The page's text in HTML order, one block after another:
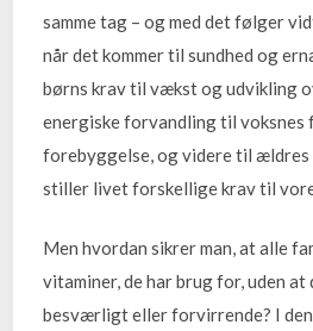
samme tag – og med det følger
når det kommer til sundhed og
børns krav til vækst og udvikling
energiske forvandling til voksnes
forebyggelse, og videre til
stiller livet forskellige krav til
Men hvordan sikrer man, at alle
vitaminer, de har brug for, uden
besværligt eller forvirrende? I